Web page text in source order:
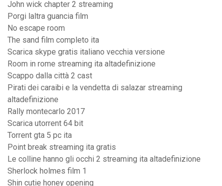
John wick chapter 2 streaming
Porgi laltra guancia film
No escape room
The sand film completo ita
Scarica skype gratis italiano vecchia versione
Room in rome streaming ita altadefinizione
Scappo dalla città 2 cast
Pirati dei caraibi e la vendetta di salazar streaming
altadefinizione
Rally montecarlo 2017
Scarica utorrent 64 bit
Torrent gta 5 pc ita
Point break streaming ita gratis
Le colline hanno gli occhi 2 streaming ita altadefinizione
Sherlock holmes film 1
Shin cutie honey opening